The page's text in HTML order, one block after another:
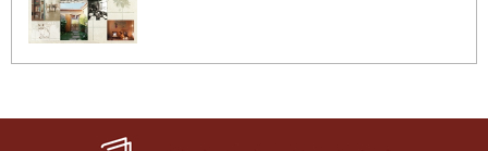
Zumthor）瓦爾斯溫泉浴場（The Therme Vals）。
以文學轉譯建築而言，神曲體驗館可謂空前。